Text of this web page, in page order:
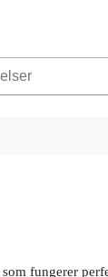
fungerer